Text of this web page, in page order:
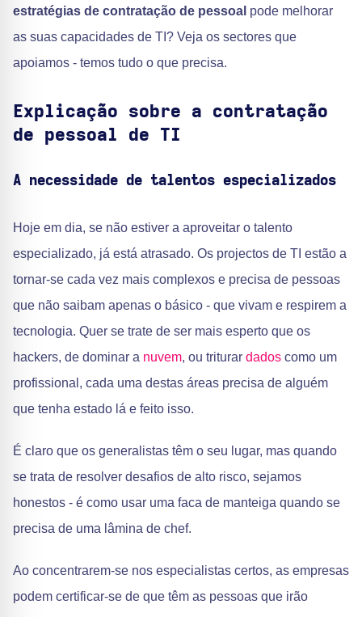
estratégias de contratação de pessoal pode melhorar
as suas capacidades de TI? Veja os sectores que
apoiamos - temos tudo o que precisa.
Explicação sobre a contratação
de pessoal de TI
A necessidade de talentos especializados
Hoje em dia, se não estiver a aproveitar o talento
especializado, já está atrasado. Os projectos de TI estão a
tornar-se cada vez mais complexos e precisa de pessoas
que não saibam apenas o básico - que vivam e respirem a
tecnologia. Quer se trate de ser mais esperto que os
hackers, de dominar a nuvem, ou triturar dados como um
profissional, cada uma destas áreas precisa de alguém
que tenha estado lá e feito isso.
É claro que os generalistas têm o seu lugar, mas quando
se trata de resolver desafios de alto risco, sejamos
honestos - é como usar uma faca de manteiga quando se
precisa de uma lâmina de chef.
Ao concentrarem-se nos especialistas certos, as empresas
podem certificar-se de que têm as pessoas que irão